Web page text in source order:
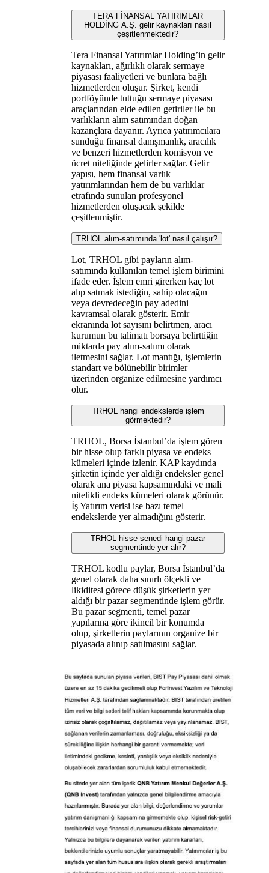
TERA FİNANSAL YATIRIMLAR
HOLDİNG A.Ş. gelir kaynakları nasıl
çeşitlenmektedir?
Tera Finansal Yatırımlar Holding’in gelir
kaynakları, ağırlıklı olarak sermaye
piyasası faaliyetleri ve bunlara bağlı
hizmetlerden oluşur. Şirket, kendi
portföyünde tuttuğu sermaye piyasası
araçlarından elde edilen getiriler ile bu
varlıkların alım satımından doğan
kazançlara dayanır. Ayrıca yatırımcılara
sunduğu finansal danışmanlık, aracılık
ve benzeri hizmetlerden komisyon ve
ücret niteliğinde gelirler sağlar. Gelir
yapısı, hem finansal varlık
yatırımlarından hem de bu varlıklar
etrafında sunulan profesyonel
hizmetlerden oluşacak şekilde
çeşitlenmiştir.
TRHOL alım-satımında 'lot' nasıl çalışır?
Lot, TRHOL gibi payların alım-
satımında kullanılan temel işlem birimini
ifade eder. İşlem emri girerken kaç lot
alıp satmak istediğin, sahip olacağın
veya devredeceğin pay adedini
kavramsal olarak gösterir. Emir
ekranında lot sayısını belirtmen, aracı
kurumun bu talimatı borsaya belirttiğin
miktarda pay alım-satımı olarak
iletmesini sağlar. Lot mantığı, işlemlerin
standart ve bölünebilir birimler
üzerinden organize edilmesine yardımcı
olur.
TRHOL hangi endekslerde işlem
görmektedir?
TRHOL, Borsa İstanbul’da işlem gören
bir hisse olup farklı piyasa ve endeks
kümeleri içinde izlenir. KAP kaydında
şirketin içinde yer aldığı endeksler genel
olarak ana piyasa kapsamındaki ve mali
nitelikli endeks kümeleri olarak görünür.
İş Yatırım verisi ise bazı temel
endekslerde yer almadığını gösterir.
TRHOL hisse senedi hangi pazar
segmentinde yer alır?
TRHOL kodlu paylar, Borsa İstanbul’da
genel olarak daha sınırlı ölçekli ve
likiditesi görece düşük şirketlerin yer
aldığı bir pazar segmentinde işlem görür.
Bu pazar segmenti, temel pazar
yapılarına göre ikincil bir konumda
olup, şirketlerin paylarının organize bir
piyasada alınıp satılmasını sağlar.